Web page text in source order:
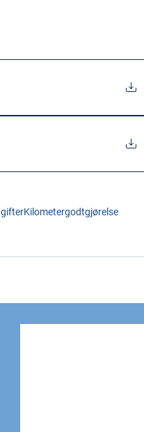
Kilometergodtgjørelse